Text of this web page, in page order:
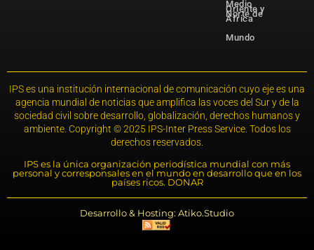
Medio
Oriente y
Norte de
África
Mundo
IPS es una institución internacional de comunicación cuyo eje es una
agencia mundial de noticias que amplifica las voces del Sur y de la
sociedad civil sobre desarrollo, globalización, derechos humanos y
ambiente. Copyright © 2025 IPS-Inter Press Service. Todos los
derechos reservados.
IPS es la única organización periodística mundial con más
personal y corresponsales en el mundo en desarrollo que en los
países ricos. DONAR
Desarrollo & Hosting: Atiko.Studio